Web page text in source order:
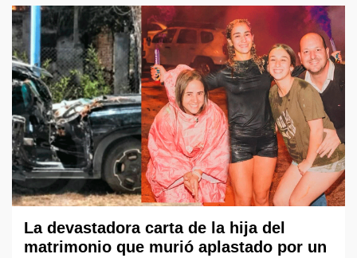
La devastadora carta de la hija del
matrimonio que murió aplastado por un